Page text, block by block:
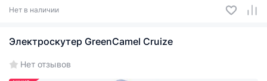
Нет в наличии
Электроскутер GreenCamel Cruize
Нет отзывов